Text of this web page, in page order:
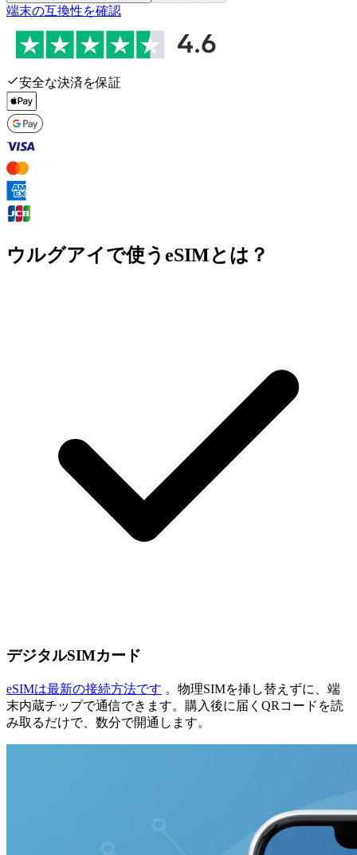
端末の互換性を確認
安全な決済を保証
ウルグアイで使うeSIMとは？
デジタルSIMカード
eSIMは最新の接続方法です 。物理SIMを挿し替えずに、端
末内蔵チップで通信できます。購入後に届くQRコードを読
み取るだけで、数分で開通します。